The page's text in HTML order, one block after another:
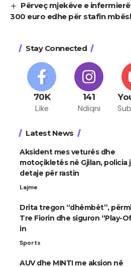
Përveç mjekëve e
300 euro edhe për stafin
Stay Connected
70K
Like
141
Ndiqni
Latest News
Aksident mes veturës dhe
motoçikletës në Gjilan, policia
detaje për rastin
Lajme
Drita tregon “dhëmbët”,
Tre Fiorin dhe siguron “Play-
in
Sports
AUV dhe MINTI me aksion në